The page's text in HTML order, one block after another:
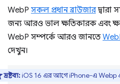
WebP সকল প্রধান ব্রাউজারদ্বারা
জন্য আরও ভাল ক্ষতিকারক এবং
WebP সম্পর্কে আরও জানতে
দেখুন।
দ্রষ্টব্য:iOS 16 এর আগে iPhone-এ Webp